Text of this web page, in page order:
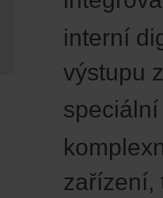
interní
výstupu
zařízení,